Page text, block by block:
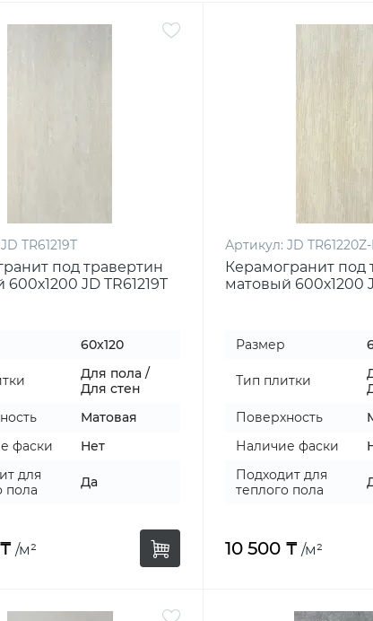
JD TR61219T
под травертин
JD TR61219T
60x120
Для пола /
Для стен
Матовая
фаски
Нет
для
пола
Да
/м²
Артикул: JD
Керамогранит под
матовый 600х1200
Размер
Тип плитки
Поверхность
Наличие фаски
Подходит для
теплого пола
10 500 ₸ /м²